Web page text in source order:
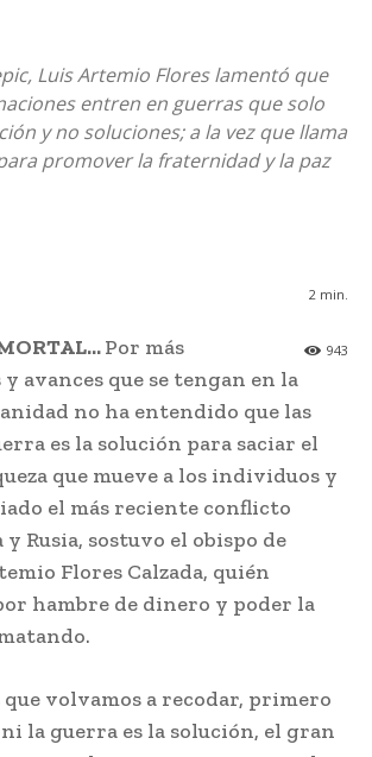
Luis Artemio Flores lamentó que
entren en guerras que solo
y no soluciones; a la vez que llama
promover la fraternidad y la paz
2 min.
943
Por más
avances que se tengan en la
no ha entendido que las
es la solución para saciar el
que mueve a los individuos y
el más reciente conflicto
Rusia, sostuvo el obispo de
Flores Calzada, quién
hambre de dinero y poder la
que volvamos a recodar, primero
ni la guerra es la solución, el gran